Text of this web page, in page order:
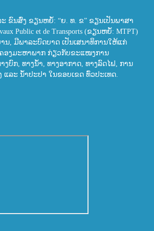
ຂົນສົ່ງ ຂຽນຫຍໍ້: “ຍ. ທ. ຂ” ຂຽນເປັນພາສາ
Public et de Transports (ຂຽນຫຍໍ້: MTPT)
ນ, ມີພາລະບົດບາດ ເປັນເສນາທິການໃຫ້ແກ່
ອງມະຫາພາກ ກ່ຽວກັບຂະແໜງການ
ບົກ, ທາງນ້ຳ, ທາງອາກາດ, ທາງລົດໄຟ, ການ
ແລະ ນ້ຳປະປາ ໃນຂອບເຂດ ທົ່ວປະເທດ.